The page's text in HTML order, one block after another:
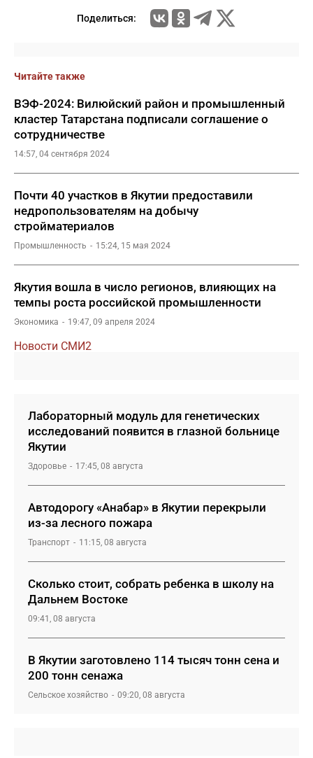
Поделиться:
Читайте также
ВЭФ-2024: Вилюйский район и промышленный
кластер Татарстана подписали соглашение о
сотрудничестве
14:57, 04 сентября 2024
Почти 40 участков в Якутии предоставили
недропользователям на добычу
стройматериалов
Промышленность 15:24, 15 мая 2024
Якутия вошла в число регионов, влияющих на
темпы роста российской промышленности
Экономика 19:47, 09 апреля 2024
Новости СМИ2
Лабораторный модуль для генетических
исследований появится в глазной больнице
Якутии
Здоровье 17:45, 08 августа
Автодорогу «Анабар» в Якутии перекрыли
из-за лесного пожара
Транспорт 11:15, 08 августа
Сколько стоит, собрать ребенка в школу на
Дальнем Востоке
09:41, 08 августа
В Якутии заготовлено 114 тысяч тонн сена и
200 тонн сенажа
Сельское хозяйство 09:20, 08 августа